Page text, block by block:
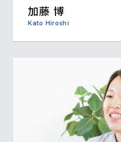
加藤 博
Kato Hiroshi